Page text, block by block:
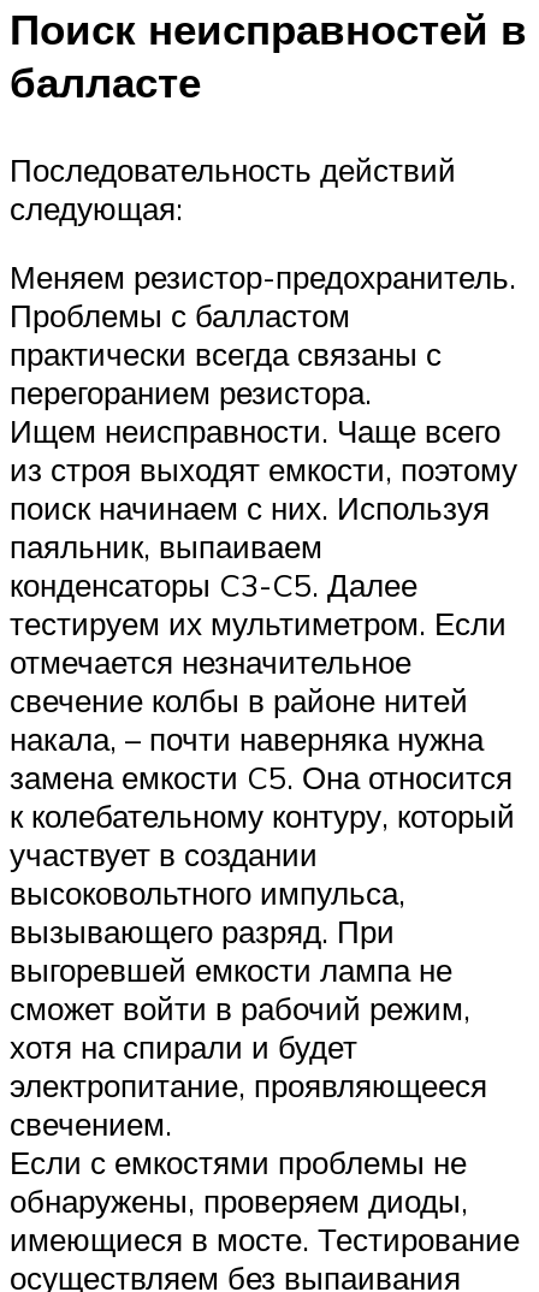
Поиск неисправностей в
балласте
Последовательность действий
следующая:
Меняем резистор-предохранитель.
Проблемы с балластом
практически всегда связаны с
перегоранием резистора.
Ищем неисправности. Чаще всего
из строя выходят емкости, поэтому
поиск начинаем с них. Используя
паяльник, выпаиваем
конденсаторы C3-C5. Далее
тестируем их мультиметром. Если
отмечается незначительное
свечение колбы в районе нитей
накала, – почти наверняка нужна
замена емкости C5. Она относится
к колебательному контуру, который
участвует в создании
высоковольтного импульса,
вызывающего разряд. При
выгоревшей емкости лампа не
сможет войти в рабочий режим,
хотя на спирали и будет
электропитание, проявляющееся
свечением.
Если с емкостями проблемы не
обнаружены, проверяем диоды,
имеющиеся в мосте. Тестирование
осуществляем без выпаивания